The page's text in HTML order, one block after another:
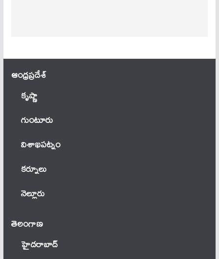
ఆంధ్ర‌ప్ర‌దేశ్
కృష్ణా
గుంటూరు
విశాఖపట్నం
కర్నూలు
నెల్లూరు
తెలంగాణ‌
హైదరాబాద్